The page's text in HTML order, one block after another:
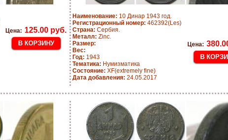
Цена: 125.00 руб.
Наименование: 10 Динар 1943 год.
Регистрационный номер: 462392(Les)
Страна: Сербия.
Металл: Zinc.
Размер:
Вес:
Год: 1943
Тематика: Нумизматика
Состояние: XF(extremely fine)
Дата добавления: 24.05.2017
Цена: